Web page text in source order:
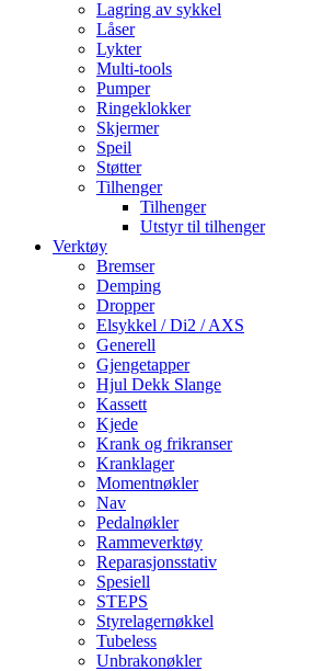
Lagring av sykkel
Låser
Lykter
Multi-tools
Pumper
Ringeklokker
Skjermer
Speil
Støtter
Tilhenger
Tilhenger
Utstyr til tilhenger
Verktøy
Bremser
Demping
Dropper
Elsykkel / Di2 / AXS
Generell
Gjengetapper
Hjul Dekk Slange
Kassett
Kjede
Krank og frikranser
Kranklager
Momentnøkler
Nav
Pedalnøkler
Rammeverktøy
Reparasjonsstativ
Spesiell
STEPS
Styrelagernøkkel
Tubeless
Unbrakonøkler